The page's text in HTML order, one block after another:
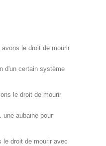
avons le droit de mourir
d'un certain système
le droit de mourir
une aubaine pour
le droit de mourir avec